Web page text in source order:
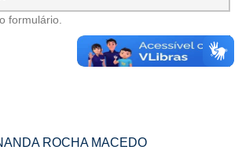
formulário.
ROCHA MACEDO